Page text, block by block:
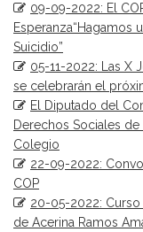
09-09-2022: El
Esperanza“Hagamos
Suicidio”
05-11-2022: Las X
se celebrarán el
El Diputado del
Derechos Sociales
Colegio
22-09-2022:
COP
20-05-2022:
de Acerina Ramos